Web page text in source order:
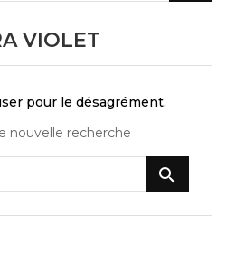
VIOLET
pour le désagrément.
nouvelle recherche
